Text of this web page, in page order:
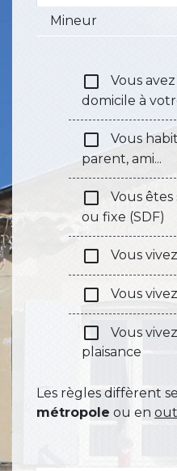
Mineur
check_box_outline_blank
Vous
domicile à
check_box_outline_blank
Vous
parent, ami...
check_box_outline_blank
Vous êtes
ou fixe (SDF)
check_box_outline_blank Vous
check_box_outline_blank Vous
check_box_outline_blank
Vous
plaisance
Les règles diffèrent
métropole ou en